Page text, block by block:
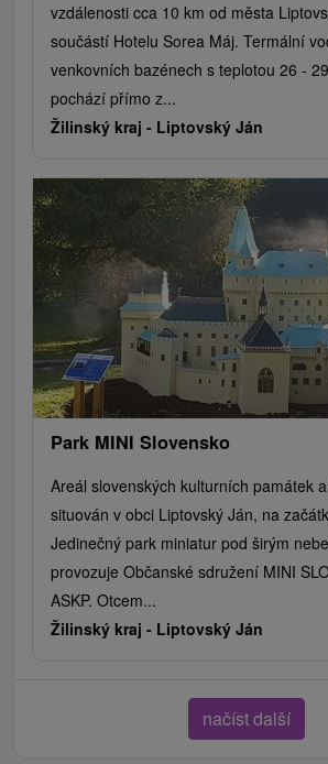
vzdálenosti cca 10 km od města
součástí Hotelu Sorea Máj. Termální
venkovních bazénech s teplotou 26 -
pochází přímo z...
Žilinský kraj - Liptovský Ján
Park MINI Slovensko
Areál slovenských kulturních památek
situován v obci Liptovský Ján, na
Jedinečný park miniatur pod širým
provozuje Občanské sdružení MINI
ASKP. Otcem...
Žilinský kraj - Liptovský Ján
načíst další